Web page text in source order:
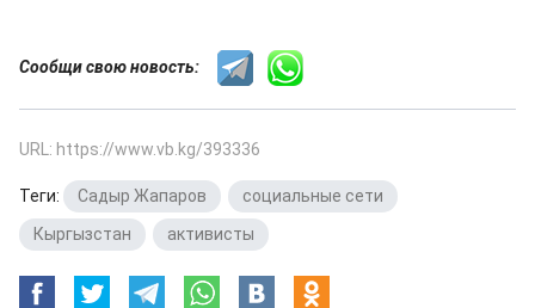
Сообщи свою новость:
URL: https://www.vb.kg/393336
Теги: Садыр Жапаров социальные сети
Кыргызстан
активисты